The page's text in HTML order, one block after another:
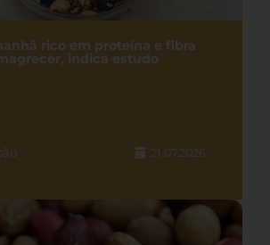
rico em proteína e fibra
indica estudo
21.07.2026